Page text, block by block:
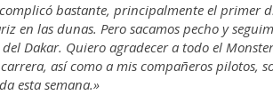
bastante, principalmente el primer
en las dunas. Pero sacamos pecho y
Dakar. Quiero agradecer a todo el
así como a mis compañeros pilotos,
esta semana.»